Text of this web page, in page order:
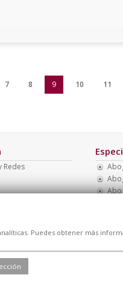
7 8 9 10 11
Redes
los derechos
Puedes obtener más